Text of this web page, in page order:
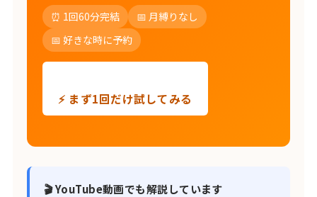
⏰ 1回60分完結
📅 月縛りなし
📅 好きな時に予約
⚡ まず1回だけ試してみる
🎬 YouTube動画でも解説しています